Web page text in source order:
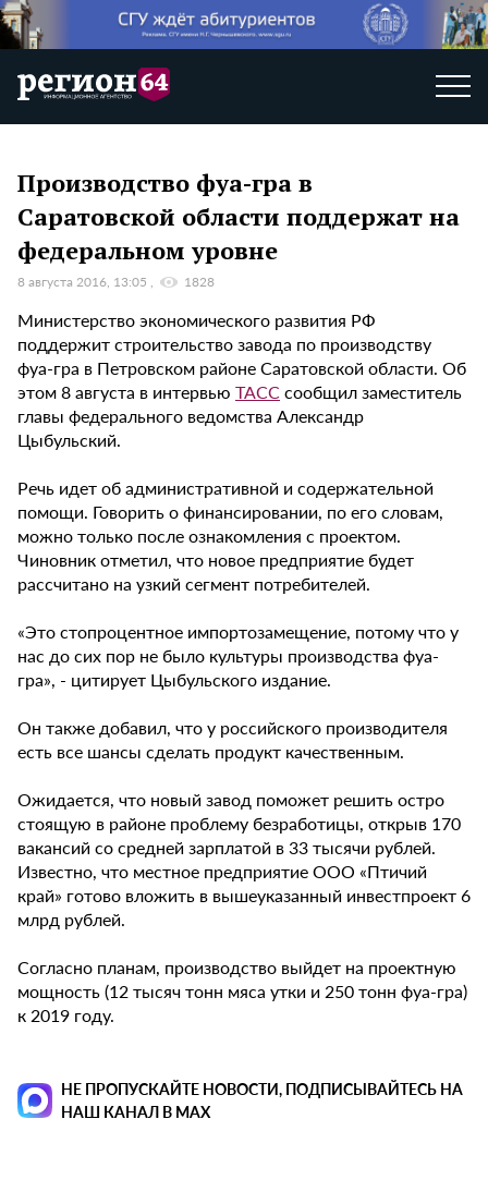
Производство фуа-гра в
Саратовской области поддержат на
федеральном уровне
8 августа 2016, 13:05 1828
Министерство экономического развития РФ
поддержит строительство завода по производству
фуа-гра в Петровском районе Саратовской области. Об
этом 8 августа в интервью ТАССсообщил заместитель
главы федерального ведомства Александр
Цыбульский.
Речь идет об административной и содержательной
помощи. Говорить о финансировании, по его словам,
можно только после ознакомления с проектом.
Чиновник отметил, что новое предприятие будет
рассчитано на узкий сегмент потребителей.
«Это стопроцентное импортозамещение, потому что у
нас до сих пор не было культуры производства фуа-
гра», - цитирует Цыбульского издание.
Он также добавил, что у российского производителя
есть все шансы сделать продукт качественным.
Ожидается, что новый завод поможет решить остро
стоящую в районе проблему безработицы, открыв 170
вакансий со средней зарплатой в 33 тысячи рублей.
Известно, что местное предприятие ООО «Птичий
край» готово вложить в вышеуказанный инвестпроект 6
млрд рублей.
Согласно планам, производство выйдет на проектную
мощность (12 тысяч тонн мяса утки и 250 тонн фуа-гра)
к 2019 году.
НЕ ПРОПУСКАЙТЕ НОВОСТИ, ПОДПИСЫВАЙТЕСЬ НА
НАШ КАНАЛ В MAX